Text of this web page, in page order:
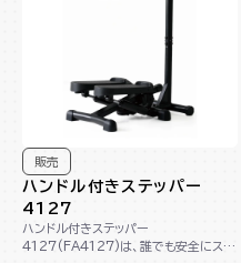
販売
ハンドル付きステッパー
4127
ハンドル付きステッパー
4127(FA4127)は、誰でも安全にステ